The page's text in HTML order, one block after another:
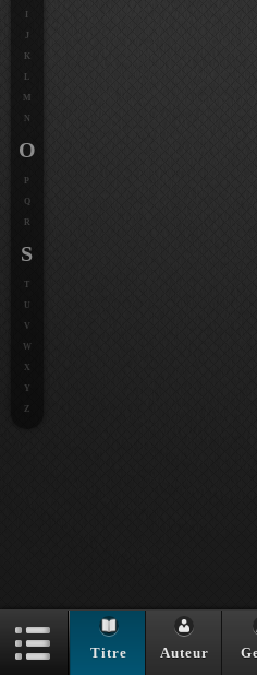
J
K
L
M
N
O
P
Q
R
S
T
U
V
W
X
Y
Z
Titre Auteur